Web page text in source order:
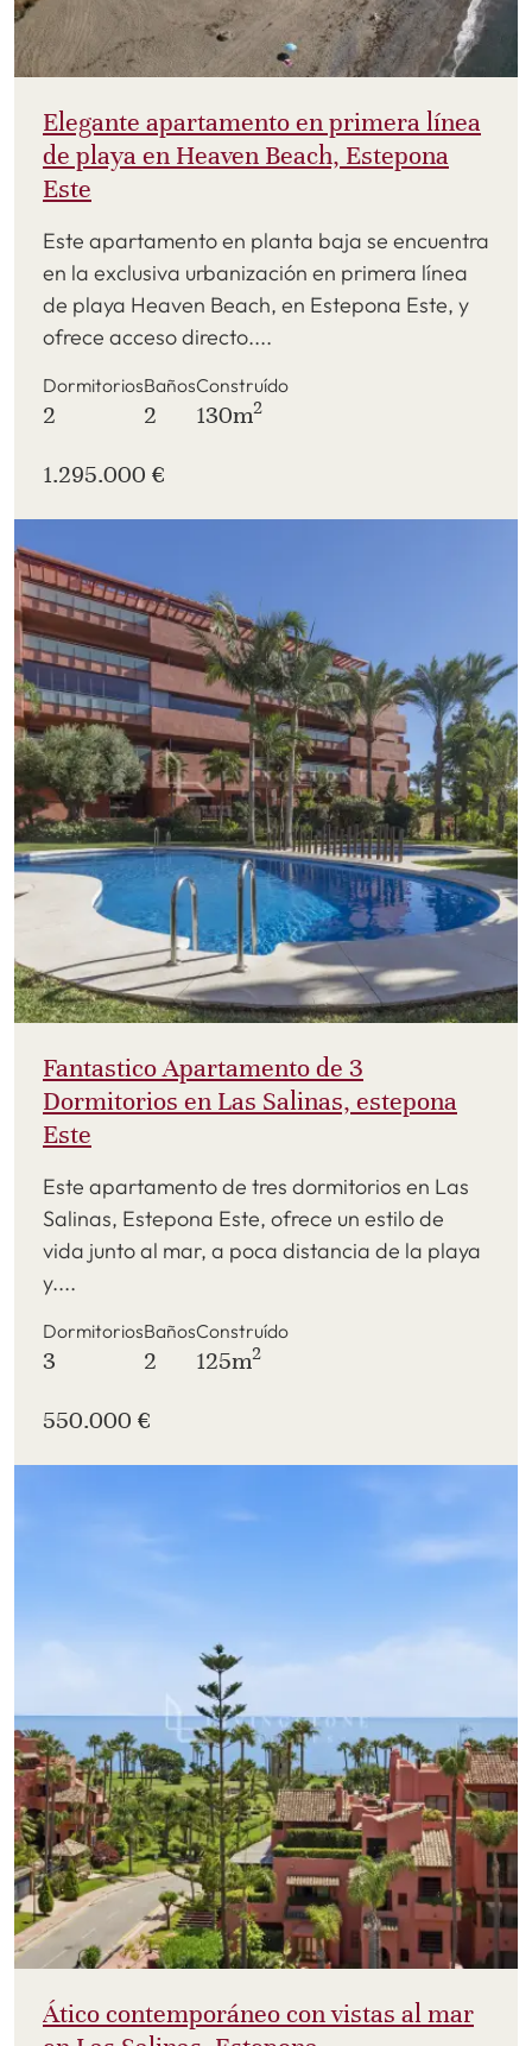
Elegante apartamento en primera línea
de playa en Heaven Beach, Estepona
Este
Este apartamento en planta baja se encuentra
en la exclusiva urbanización en primera línea
de playa Heaven Beach, en Estepona Este, y
ofrece acceso directo....
Dormitorios
2
Baños
2
Construído
130m2
1.295.000 €
Fantastico Apartamento de 3
Dormitorios en Las Salinas, estepona
Este
Este apartamento de tres dormitorios en Las
Salinas, Estepona Este, ofrece un estilo de
vida junto al mar, a poca distancia de la playa
y....
Dormitorios
3
Baños
2
Construído
125m2
550.000 €
Ático contemporáneo con vistas al mar